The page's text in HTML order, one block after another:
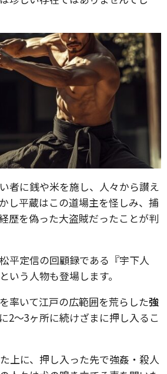
者に銭や米を施し、人々から讃え
し平蔵はこの道場主を怪しみ、捕
歴を偽った大盗賊だったことが判
平定信の回顧録である『宇下人
という人物も登場します。
率いて江戸の広範囲を荒らした強
2～3ヶ所に続けざまに押し入るこ
上に、押し入った先で強姦・殺人